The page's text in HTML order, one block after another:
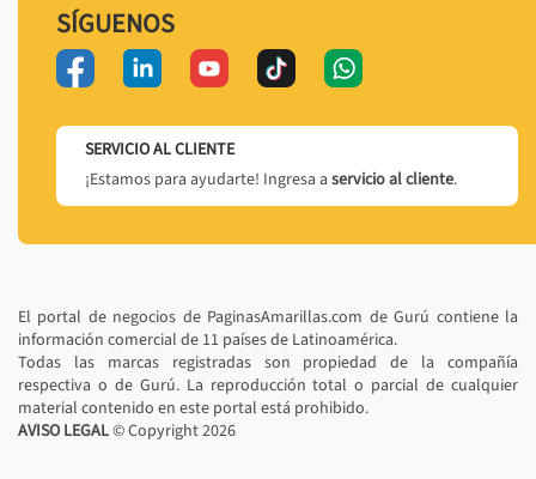
SÍGUENOS
SERVICIO AL CLIENTE
¡Estamos para ayudarte! Ingresa a servicio al cliente.
El portal de negocios de PaginasAmarillas.com de Gurú contiene la
información comercial de 11 países de Latinoamérica.
Todas las marcas registradas son propiedad de la compañía
respectiva o de Gurú. La reproducción total o parcial de cualquier
material contenido en este portal está prohibido.
AVISO LEGAL© Copyright2026